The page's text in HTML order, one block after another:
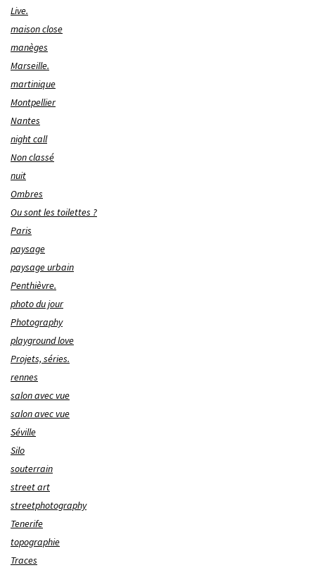
Live.
maison close
manèges
Marseille.
martinique
Montpellier
Nantes
night call
Non classé
nuit
Ombres
Ou sont les toilettes ?
Paris
paysage
paysage urbain
Penthièvre.
photo du jour
Photography
playground love
Projets, séries.
rennes
salon avec vue
salon avec vue
Séville
Silo
souterrain
street art
streetphotography
Tenerife
topographie
Traces